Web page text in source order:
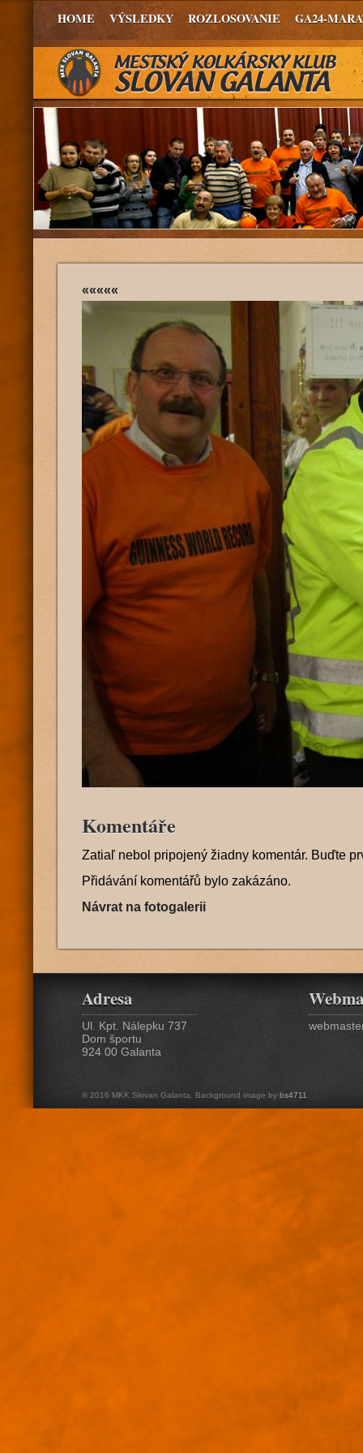
HOME VÝSLEDKY ROZLOSOVANIE GA24-
«««««
Komentáře
Zatiaľ nebol pripojený žiadny komentár. Buďte
Přidávání komentářů bylo zakázáno.
Návrat na fotogalerii
Adresa
Ul. Kpt. Nálepku 737
Dom športu
924 00 Galanta
© 2016 MKK Slovan Galanta. Background image by bs4711